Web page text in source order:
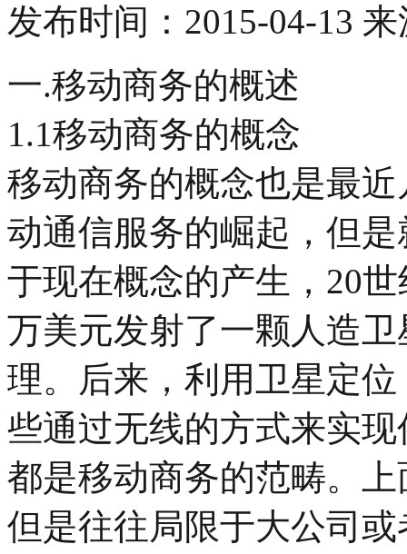
发布时间： 2015-04-13 来
一.移动商务的概述
1.1移动商务的概念
移动商务的概念也是最
动通信服务的崛起，但
于现在概念的产生，20
万美元发射了一颗人造
理。后来，利用卫星定
些通过无线的方式来实
都是移动商务的范畴。
但是往往局限于大公司